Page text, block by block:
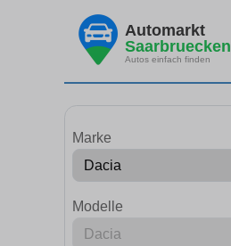
Automarkt
Saarbruecken
Autos einfach finden
Marke
Modelle